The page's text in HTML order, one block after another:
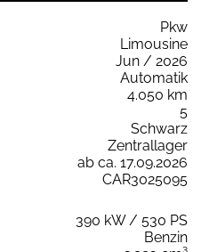
Pkw
Limousine
Jun / 2026
Automatik
4.050 km
5
Schwarz
Zentrallager
ab ca. 17.09.2026
CAR3025095
390 kW / 530 PS
Benzin